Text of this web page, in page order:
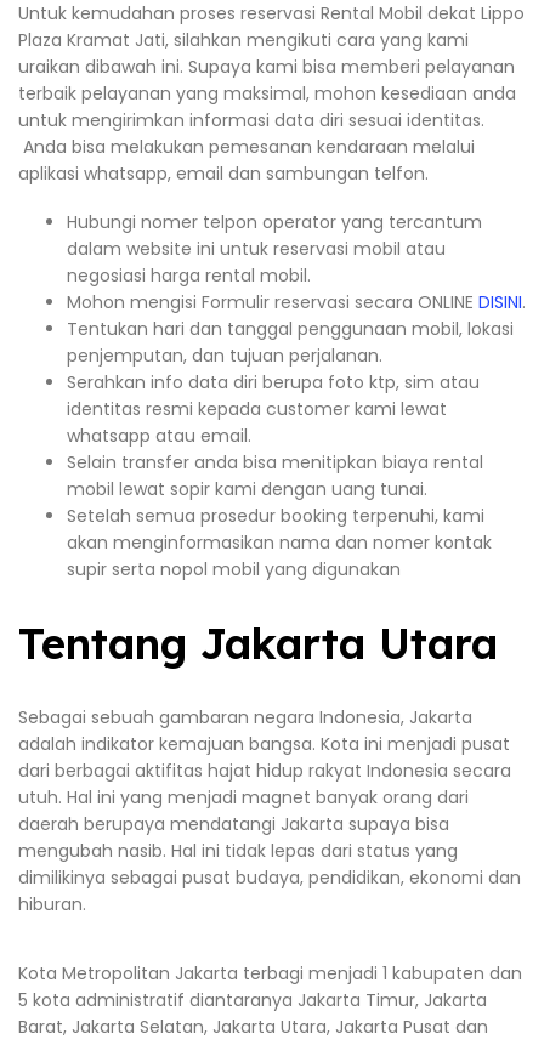
Untuk kemudahan proses reservasi Rental Mobil dekat Lippo
Plaza Kramat Jati, silahkan mengikuti cara yang kami
uraikan dibawah ini. Supaya kami bisa memberi pelayanan
terbaik pelayanan yang maksimal, mohon kesediaan anda
untuk mengirimkan informasi data diri sesuai identitas.
Anda bisa melakukan pemesanan kendaraan melalui
aplikasi whatsapp, email dan sambungan telfon.
Hubungi nomer telpon operator yang tercantum
dalam website ini untuk reservasi mobil atau
negosiasi harga rental mobil.
Mohon mengisi Formulir reservasi secara ONLINE DISINI.
Tentukan hari dan tanggal penggunaan mobil, lokasi
penjemputan, dan tujuan perjalanan.
Serahkan info data diri berupa foto ktp, sim atau
identitas resmi kepada customer kami lewat
whatsapp atau email.
Selain transfer anda bisa menitipkan biaya rental
mobil lewat sopir kami dengan uang tunai.
Setelah semua prosedur booking terpenuhi, kami
akan menginformasikan nama dan nomer kontak
supir serta nopol mobil yang digunakan
Tentang Jakarta Utara
Sebagai sebuah gambaran negara Indonesia, Jakarta
adalah indikator kemajuan bangsa. Kota ini menjadi pusat
dari berbagai aktifitas hajat hidup rakyat Indonesia secara
utuh. Hal ini yang menjadi magnet banyak orang dari
daerah berupaya mendatangi Jakarta supaya bisa
mengubah nasib. Hal ini tidak lepas dari status yang
dimilikinya sebagai pusat budaya, pendidikan, ekonomi dan
hiburan.
Kota Metropolitan Jakarta terbagi menjadi 1 kabupaten dan
5 kota administratif diantaranya Jakarta Timur, Jakarta
Barat, Jakarta Selatan, Jakarta Utara, Jakarta Pusat dan